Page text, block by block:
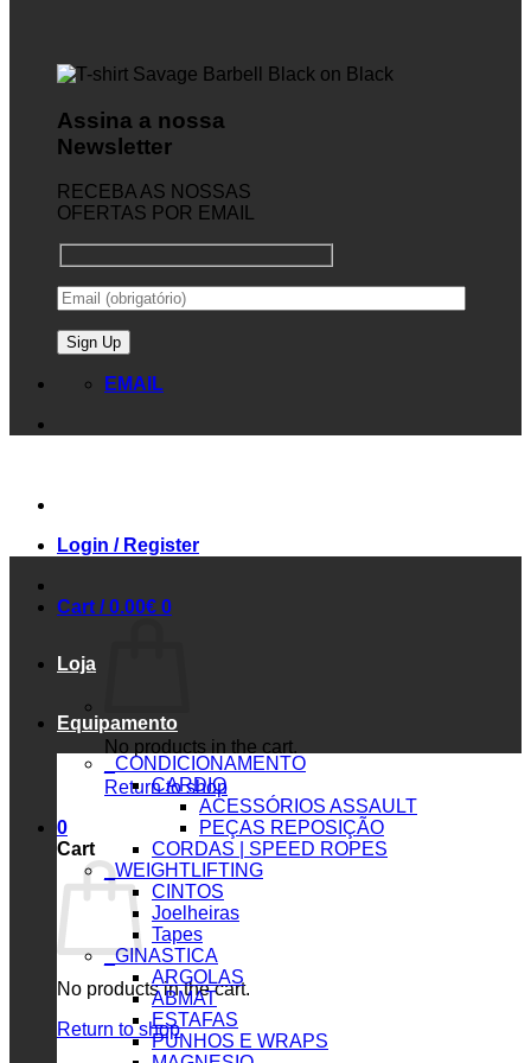
Assina a nossa
Newsletter
RECEBA AS NOSSAS
OFERTAS POR EMAIL
EMAIL
Login / Register
Cart /0.00€ 0
No products in the cart.
Return to shop
0
Cart
No products in the cart.
Return to shop
Loja
Equipamento
_CONDICIONAMENTO
CARDIO
ACESSÓRIOS ASSAULT
PEÇAS REPOSIÇÃO
CORDAS | SPEED ROPES
_WEIGHTLIFTING
CINTOS
Joelheiras
Tapes
_GINASTICA
ARGOLAS
ABMAT
ESTAFAS
PUNHOS E WRAPS